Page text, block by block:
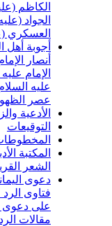
(عليه السلام)
(عليه السلام)
(عليه السلام)
أهل البيت عن
الإمام عليه السلام
عليه السلام
السلام ضرورة آيات
علامات
والزيارات
الأدبية
الشعر
اليماني
الرد على دعوى
دعوى اليماني كتب
الرد على دعوى